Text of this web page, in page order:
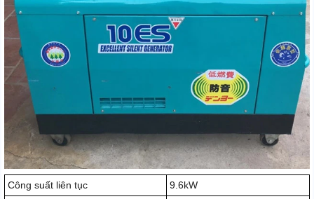
Công suất liên tục
9.6kW